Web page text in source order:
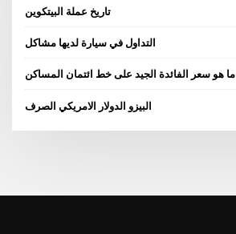
تاريخ عملة البيتكوين
التداول في سيارة لديها مشاكل
ما هو سعر الفائدة الجيد على خط ائتمان المساكن
البيزو الدولار الامريكي الصرف